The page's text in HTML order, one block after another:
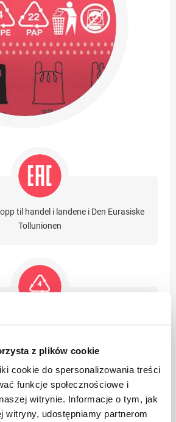
z plików cookie
cookie do spersonalizowania treści
funkcje społecznościowe i
witrynie. Informacje o tym, jak
witryny, udostępniamy partnerom
til handel i landene i Den Eurasiske
Tollunionen
av polyetylen med lav tetthet, det kan